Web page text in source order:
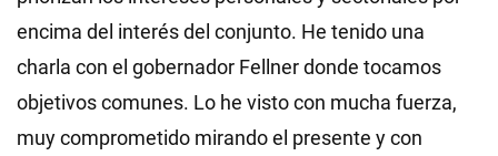
encima del interés del conjunto. He tenido una
charla con el gobernador Fellner donde tocamos
objetivos comunes. Lo he visto con mucha fuerza,
muy comprometido mirando el presente y con